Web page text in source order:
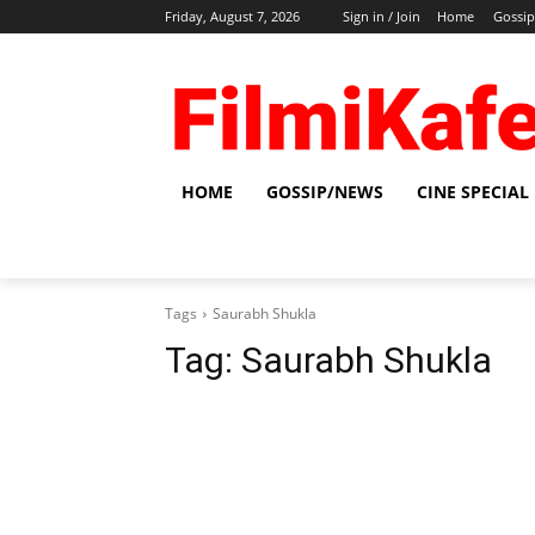
Friday, August 7, 2026 Sign in / Join Home
HOME GOSSIP/NEWS CINE SPECIAL
Tags Saurabh Shukla
Tag: Saurabh Shukla